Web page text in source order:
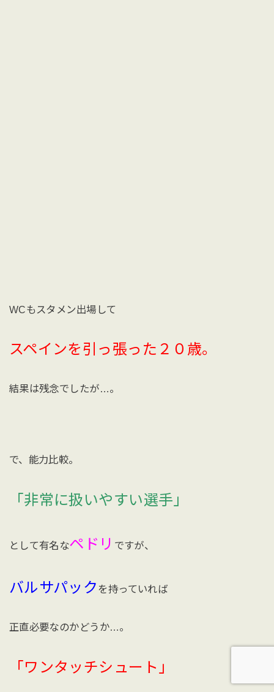
WCもスタメン出場して
スペインを引っ張った２０歳。
結果は残念でしたが…。
で、能力比較。
「非常に扱いやすい選手」
として有名なペドリ ですが、
バルサパック を持っていれば
正直必要なのかどうか…。
「ワンタッチシュート」